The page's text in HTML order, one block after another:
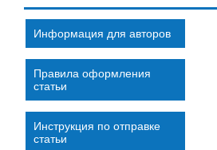
Информация для авторов
Правила оформления
статьи
Инструкция по отправке
статьи